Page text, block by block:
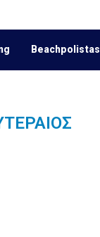
Beachpolistas